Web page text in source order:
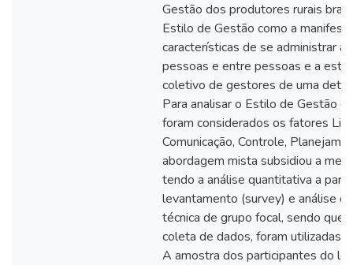
Gestão dos produtores rurais
Estilo de Gestão como a
características de se administrar a
pessoas e entre pessoas e a
coletivo de gestores de uma
Para analisar o Estilo de Gestão
foram considerados os fatores
Comunicação, Controle,
abordagem mista subsidiou a
tendo a análise quantitativa a
levantamento (survey) e análise
técnica de grupo focal, sendo que
coleta de dados, foram utilizadas
A amostra dos participantes do